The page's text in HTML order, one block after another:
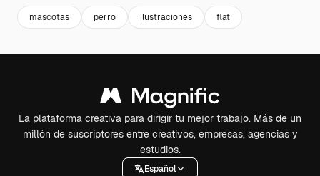
mascotas perro ilustraciones flat
La plataforma creativa para dirigir tu mejor trabajo. Más de un
millón de suscriptores entre creativos, empresas, agencias y
estudios.
Español